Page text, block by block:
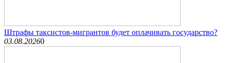
Штрафы таксистов-мигрантов будет оплачивать государство?
03.08.20260